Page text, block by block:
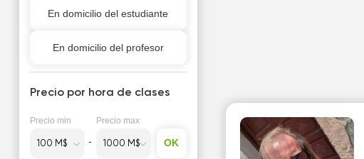
En domicilio del estudiante
En domicilio del profesor
Precio por hora de clases
Precio min Precio max
OK